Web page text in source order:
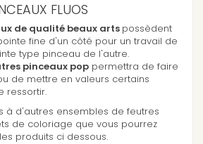
FLUOS
de qualité beaux arts possèdent
fine d'un côté pour un travail de
type pinceau de l'autre.
pinceaux pop permettra de faire
de mettre en valeurs certains
ressortir.
à d'autres ensembles de feutres
de coloriage que vous pourrez
produits ci dessous.